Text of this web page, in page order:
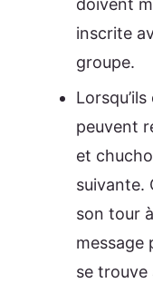
doivent
inscrite
groupe.
peuvent
et
suivante.
son tour
message
se trouve